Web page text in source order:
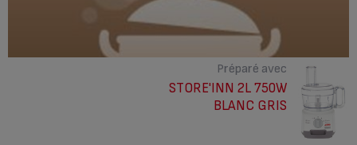
Préparé avec
STORE'INN 2L 750W
BLANC GRIS